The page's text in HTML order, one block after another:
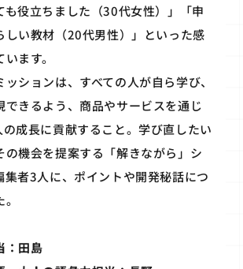
も役立ちました（30代女性）」「申
しい教材（20代男性）」といった感
ます。
ションは、すべての人が自ら学び、
できるよう、商品やサービスを通じ
の成長に貢献すること。学び直したい
の機会を提案する「解きながら」シ
集者3人に、ポイントや開発秘話につ
：田島